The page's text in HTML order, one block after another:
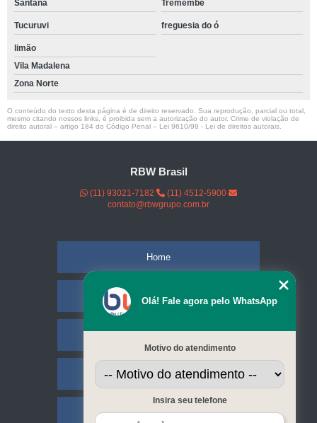
Santana
Tremembé
Tucuruvi freguesia do ó
limão
Vila Madalena
Zona Norte
O conteúdo do texto desta página é de direito reservado. Sua reprodução, parcial ou total,
mesmo citando nossos links, é proibida sem a autorização do autor. Crime de violação de
direito autoral – artigo 184 do Código Penal – Lei 9610/98 - Lei de direitos autorais
RBW Brasil
(11) 93021-7182
(11) 4512-5900
contato@rbwgrupo.com.br
Home
Empresa
Serviços
Contato
Olá! Fale agora pelo WhatsApp
Motivo do atendimento
Insira seu telefone